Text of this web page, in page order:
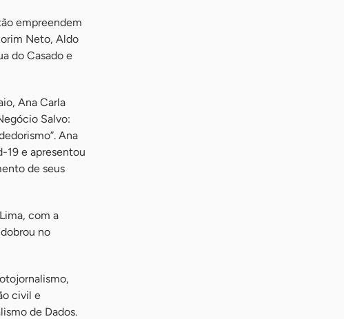
empreendem
Neto, Aldo
do Casado e
Ana Carla
Salvo:
Ana
19 e apresentou
de seus
com a
no
civil e
de Dados.